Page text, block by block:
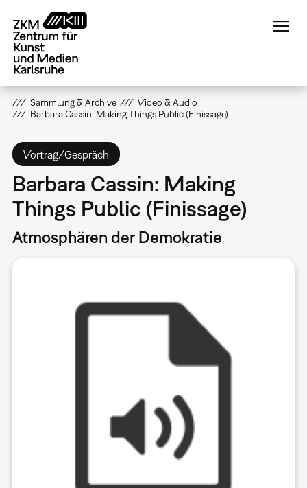
zum
Inhalt
Sammlung & Archive
Video & Audio
Barbara Cassin: Making Things Public (Finissage)
Vortrag/Gespräch
Barbara Cassin: Making
Things Public (Finissage)
Atmosphären der Demokratie